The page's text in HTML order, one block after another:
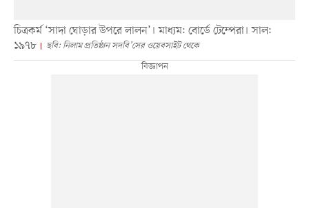
চিত্রকর্ম ‘সাদা ঘোড়ার উপরে লালন’। মাধ্যম: বোর্ডে টেম্পেরা। সাল:
১৯৭৮
ছবি: নিলাম প্রতিষ্ঠান সদবি’সের ওয়েবসাইট থেকে